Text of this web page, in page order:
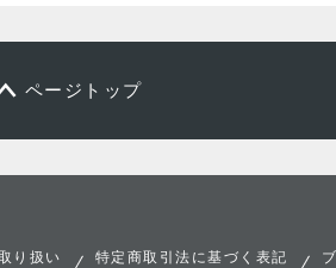
ページトップ
り扱い 特定商取引法に基づく表記